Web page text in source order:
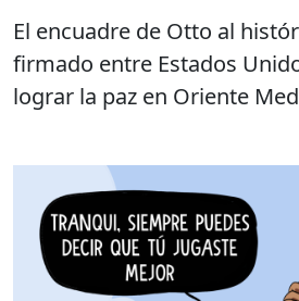
El encuadre de Otto al
firmado entre Estados
lograr la paz en Oriente